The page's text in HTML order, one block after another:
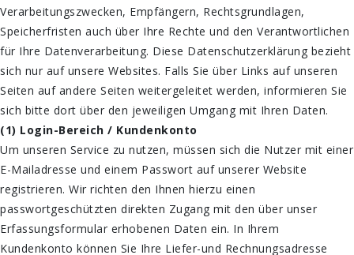
Verarbeitungszwecken, Empfängern, Rechtsgrundlagen,
Speicherfristen auch über Ihre Rechte und den Verantwortlichen
für Ihre Datenverarbeitung. Diese Datenschutzerklärung bezieht
sich nur auf unsere Websites. Falls Sie über Links auf unseren
Seiten auf andere Seiten weitergeleitet werden, informieren Sie
sich bitte dort über den jeweiligen Umgang mit Ihren Daten.
(1) Login-Bereich / Kundenkonto
Um unseren Service zu nutzen, müssen sich die Nutzer mit einer
E-Mailadresse und einem Passwort auf unserer Website
registrieren. Wir richten den Ihnen hierzu einen
passwortgeschützten direkten Zugang mit den über unser
Erfassungsformular erhobenen Daten ein. In Ihrem
Kundenkonto können Sie Ihre Liefer-und Rechnungsadresse